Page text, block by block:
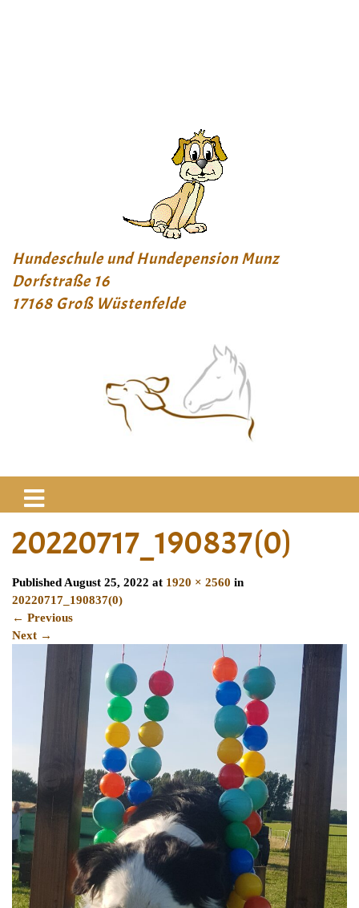
Hundeschule und Hundepension Munz
Dorfstraße 16
17168 Groß Wüstenfelde
20220717_190837(0)
Published August 25, 2022 at 1920 × 2560 in
20220717_190837(0)
← Previous
Next →